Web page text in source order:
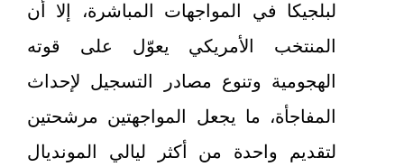
لبلجيكا في المواجهات المباشرة، إلا أن
المنتخب الأمريكي يعوّل على قوته
الهجومية وتنوع مصادر التسجيل لإحداث
المفاجأة، ما يجعل المواجهتين مرشحتين
لتقديم واحدة من أكثر ليالي المونديال